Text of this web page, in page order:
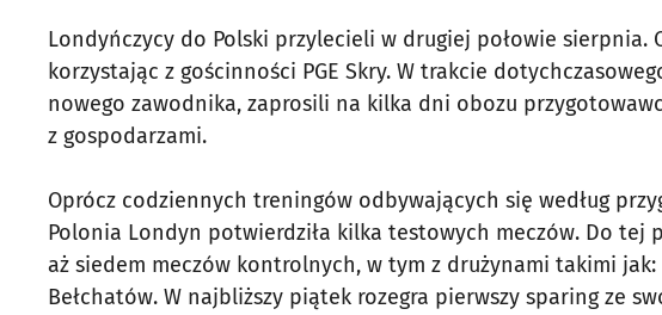
Londyńczycy do Polski przylecieli w drugiej połowie sierpnia.
korzystając z gościnności PGE Skry. W trakcie
nowego zawodnika, zaprosili na kilka dni obozu
z gospodarzami.
Oprócz codziennych treningów odbywających się według
Polonia Londyn potwierdziła kilka testowych meczów. Do tej
aż siedem meczów kontrolnych, w tym z drużynami takimi
Bełchatów. W najbliższy piątek rozegra pierwszy sparing ze